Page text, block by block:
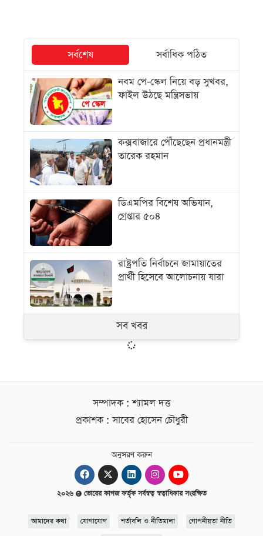
সর্বশেষ
সর্বাধিক পঠিত
নবম পে-স্কেল নিয়ে বড় সুখবর,
ফাইল উঠছে মন্ত্রিসভায়
কক্সবাজারে পৌঁছেছেন প্রধানমন্ত্রী
তারেক রহমান
ডিএমপির বিশেষ অভিযান,
গ্রেপ্তার ৫০৪
রাষ্ট্রপতি নির্বাচনে জামায়াতের
প্রার্থী হিসেবে আলোচনায় যারা
সব খবর
সম্পাদক : শ্যামল দত্ত
প্রকাশক : সাবের হোসেন চৌধুরী
অনুসরণ করুন
২০২৬ ভোরের কাগজ কর্তৃক সর্বস্বত্ব স্বত্বাধিকার সংরক্ষিত
আমাদের কথা যোগাযোগ শর্তাবলি ও নীতিমালা গোপনীয়তা নীতি